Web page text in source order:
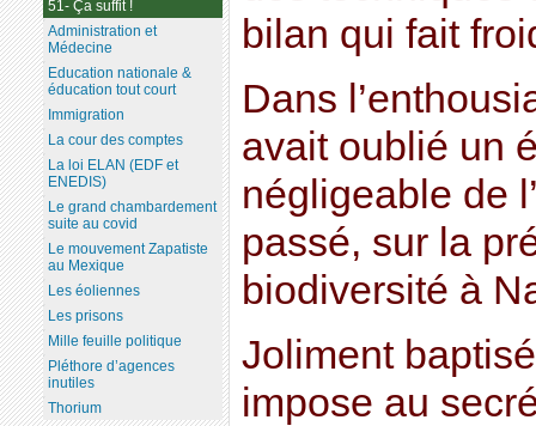
bilan qui fait
Dans
avait oublié un
négligeable de
passé, sur la
biodiversité à
Joliment
impose au
51- Ça suffit !
Administration et
Médecine
Education nationale &
éducation tout court
Immigration
La cour des comptes
La loi ELAN (EDF et
ENEDIS)
Le grand chambardement
suite au covid
Le mouvement Zapatiste
au Mexique
Les éoliennes
Les prisons
Mille feuille politique
Pléthore d’agences
inutiles
Thorium